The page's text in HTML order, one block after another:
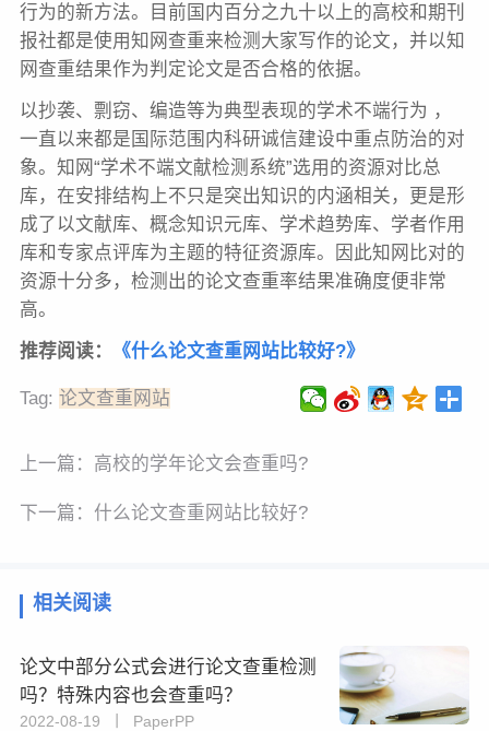
行为的新方法。目前国内百分之九十以上的高校和期刊
报社都是使用知网查重来检测大家写作的论文，并以知
网查重结果作为判定论文是否合格的依据。
以抄袭、剽窃、编造等为典型表现的学术不端行为 ，
一直以来都是国际范围内科研诚信建设中重点防治的对
象。知网“学术不端文献检测系统”选用的资源对比总
库，在安排结构上不只是突出知识的内涵相关，更是形
成了以文献库、概念知识元库、学术趋势库、学者作用
库和专家点评库为主题的特征资源库。因此知网比对的
资源十分多，检测出的论文查重率结果准确度便非常
高。
推荐阅读： 《什么论文查重网站比较好?》
Tag: 论文查重网站
上一篇： 高校的学年论文会查重吗?
下一篇： 什么论文查重网站比较好?
相关阅读
论文中部分公式会进行论文查重检测
吗？特殊内容也会查重吗？
2022-08-19 丨 PaperPP